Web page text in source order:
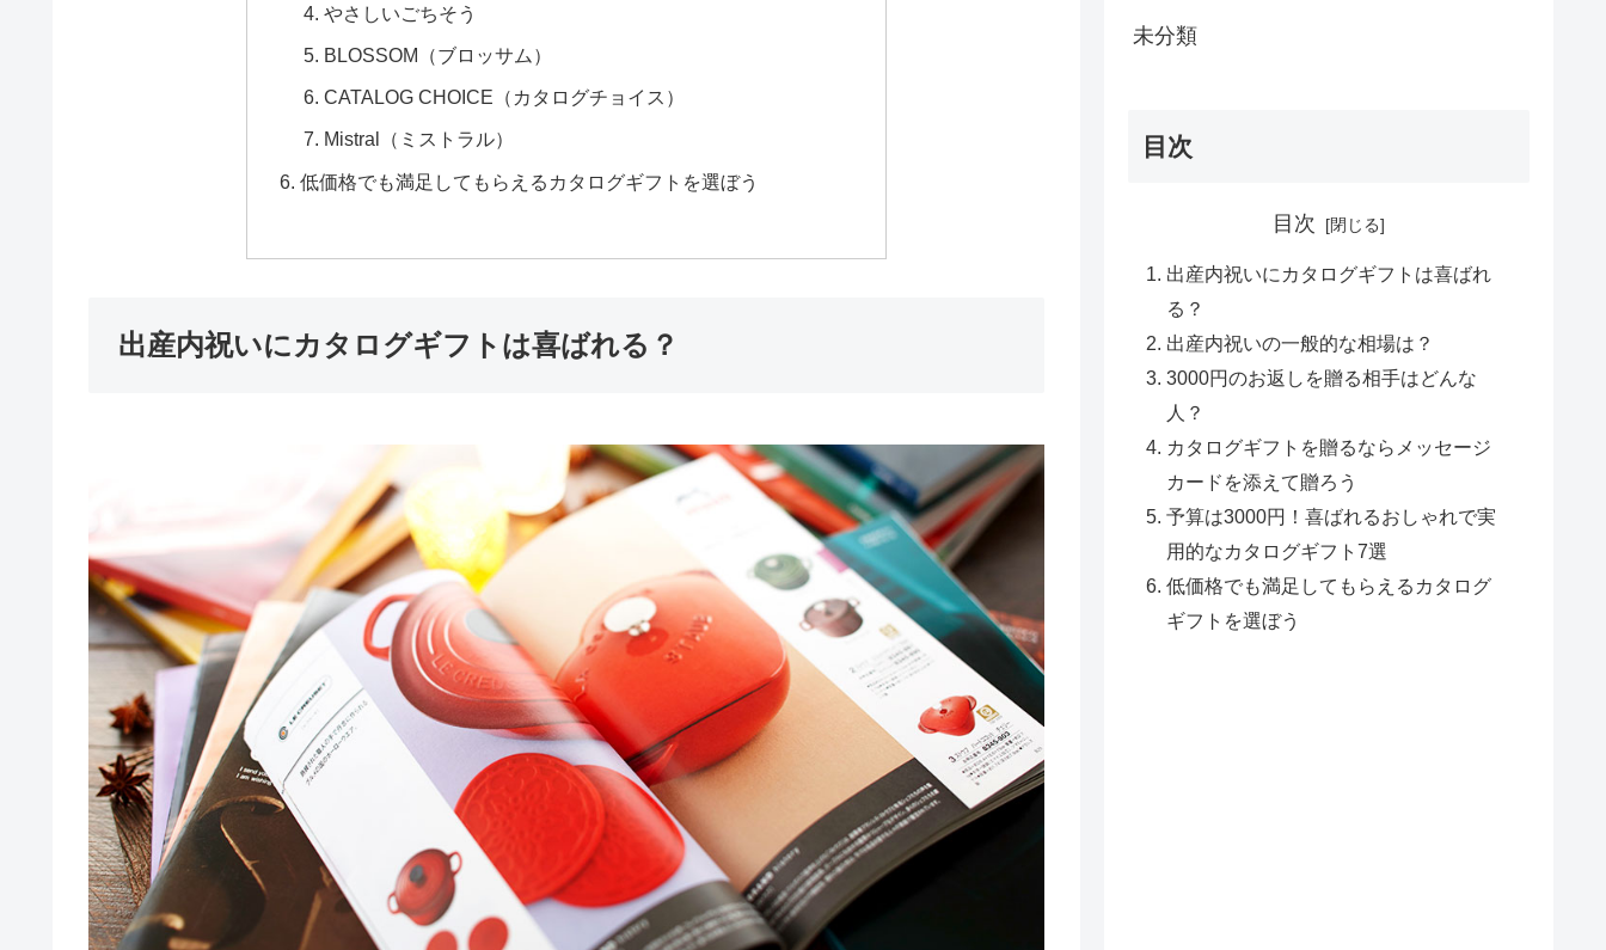
やさしいごちそう
BLOSSOM（ブロッサム）
CATALOG CHOICE（カタログチョイス）
Mistral（ミストラル）
低価格でも満足してもらえるカタログギフトを選ぼう
出産内祝いにカタログギフトは喜ばれる？
未分類
目次
目次
出産内祝いにカタログギフトは喜ばれ
る？
出産内祝いの一般的な相場は？
3000円のお返しを贈る相手はどんな
人？
カタログギフトを贈るならメッセージ
カードを添えて贈ろう
予算は3000円！喜ばれるおしゃれで実
用的なカタログギフト7選
低価格でも満足してもらえるカタログ
ギフトを選ぼう